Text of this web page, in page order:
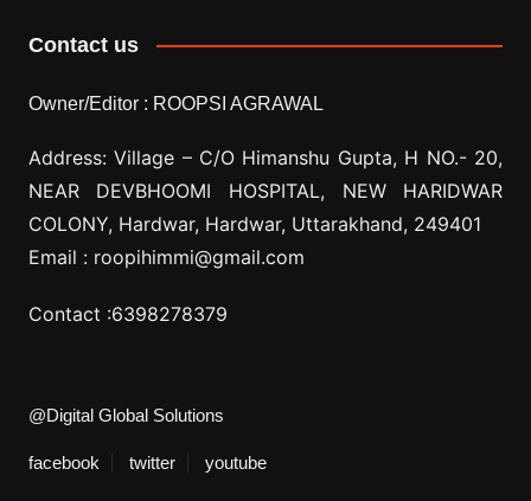
Contact us
Owner/Editor : ROOPSI AGRAWAL
Address: Village – C/O Himanshu Gupta, H NO.- 20,
NEAR DEVBHOOMI HOSPITAL, NEW HARIDWAR
COLONY, Hardwar, Hardwar, Uttarakhand, 249401
Email : roopihimmi@gmail.com
Contact :6398278379
@Digital Global Solutions
facebook twitter youtube